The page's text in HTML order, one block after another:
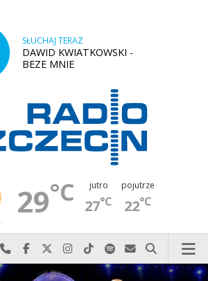
SŁUCHAJ TERAZ
DAWID KWIATKOWSKI -
BEZE MNIE
29°C jutro
27°C
pojutrze
22°C
Najlepiej po prostu do nas zadzwoń
Odwiedź nas na Facebook-u
Odwiedź nas na X
Odwiedź nas na Instagram-ie
Odwiedź nas na TikTok-u
Szukaj nas na Spotify
Wyślij do nas
Szukaj